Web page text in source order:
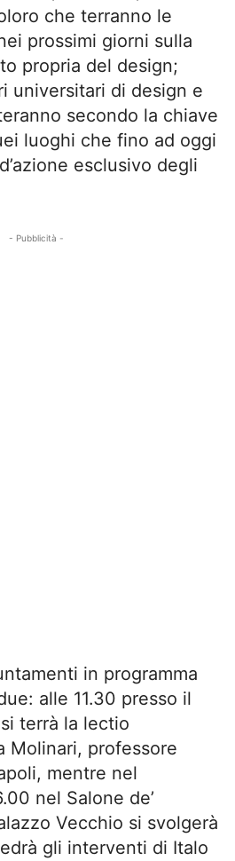
che terranno le
prossimi giorni sulla
propria del design;
universitari di design e
secondo la chiave
luoghi che fino ad oggi
esclusivo degli
- Pubblicità -
in programma
alle 11.30 presso il
terrà la lectio
Molinari, professore
mentre nel
nel Salone de’
Vecchio si svolgerà
gli interventi di Italo